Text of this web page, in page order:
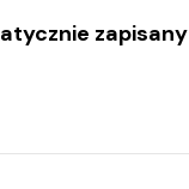
zapisany